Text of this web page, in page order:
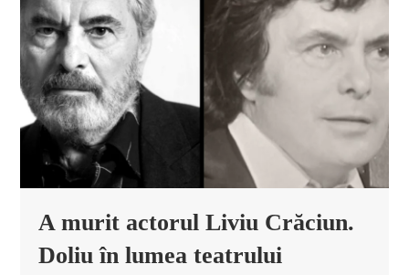
A murit actorul Liviu Crăciun.
Doliu în lumea teatrului